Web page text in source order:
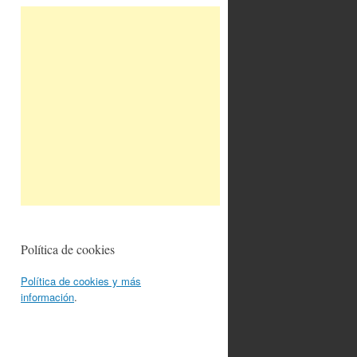
Política de cookies
Política de cookies y más
información.